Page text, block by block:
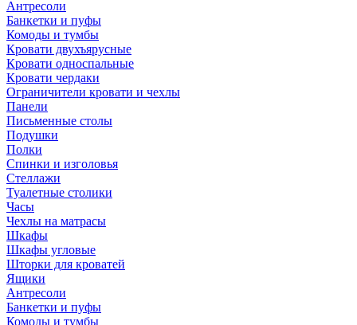
Антресоли
Банкетки и пуфы
Комоды и тумбы
Кровати двухъярусные
Кровати односпальные
Кровати чердаки
Ограничители кровати и чехлы
Панели
Письменные столы
Подушки
Полки
Спинки и изголовья
Стеллажи
Туалетные столики
Часы
Чехлы на матрасы
Шкафы
Шкафы угловые
Шторки для кроватей
Ящики
Антресоли
Банкетки и пуфы
Комоды и тумбы